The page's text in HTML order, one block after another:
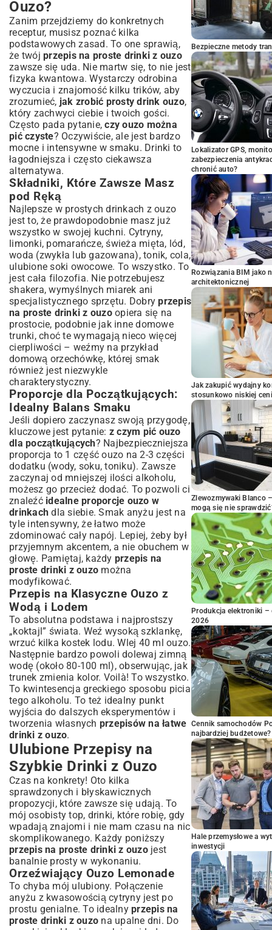
Ouzo?
Zanim przejdziemy do konkretnych
receptur, musisz poznać kilka
podstawowych zasad. To one sprawią,
że twój przepis na proste drinki z ouzo
zawsze się uda. Nie martw się, to nie jest
fizyka kwantowa. Wystarczy odrobina
wyczucia i znajomość kilku trików, aby
zrozumieć, jak zrobić prosty drink ouzo,
który zachwyci ciebie i twoich gości.
Często pada pytanie,czy ouzo można
pić czyste? Oczywiście, ale jest bardzo
mocne i intensywne w smaku. Drinki to
łagodniejsza i często ciekawsza
alternatywa.
Składniki, Które Zawsze Masz
pod Ręką
Najlepsze w prostych drinkach z ouzo
jest to, że prawdopodobnie masz już
wszystko w swojej kuchni. Cytryny,
limonki, pomarańcze, świeża mięta, lód,
woda (zwykła lub gazowana), tonik, cola,
ulubione soki owocowe. To wszystko. To
jest cała filozofia. Nie potrzebujesz
shakera, wymyślnych miarek ani
specjalistycznego sprzętu. Dobryprzepis
na proste drinki z ouzoopiera się na
prostocie, podobnie jak inne domowe
trunki, choć te wymagają nieco więcej
cierpliwości – weźmy na przykład
domową orzechówkę, której smak
również jest niezwykle
charakterystyczny.
Proporcje dla Początkujących:
Idealny Balans Smaku
Jeśli dopiero zaczynasz swoją przygodę,
kluczowe jest pytanie: z czym pić ouzo
dla początkujących? Najbezpieczniejsza
proporcja to 1 część ouzo na 2-3 części
dodatku (wody, soku, toniku). Zawsze
zaczynaj od mniejszej ilości alkoholu,
możesz go przecież dodać. To pozwoli ci
znaleźć idealne proporcje ouzo w
drinkach dla siebie. Smak anyżu jest na
tyle intensywny, że łatwo może
zdominować cały napój. Lepiej, żeby był
przyjemnym akcentem, a nie obuchem w
głowę. Pamiętaj, każdy przepis na
proste drinki z ouzo można
modyfikować.
Przepis na Klasyczne Ouzo z
Wodą i Lodem
To absolutna podstawa i najprostszy
„koktajl” świata. Weź wysoką szklankę,
wrzuć kilka kostek lodu. Wlej 40 ml ouzo.
Następnie bardzo powoli dolewaj zimną
wodę (około 80-100 ml), obserwując, jak
trunek zmienia kolor. Voilà! To wszystko.
To kwintesencja greckiego sposobu picia
tego alkoholu. To też idealny punkt
wyjścia do dalszych eksperymentów i
tworzenia własnych przepisów na łatwe
drinki z ouzo.
Ulubione Przepisy na
Szybkie Drinki z Ouzo
Czas na konkrety! Oto kilka
sprawdzonych i błyskawicznych
propozycji, które zawsze się udają. To
mój osobisty top, drinki, które robię, gdy
wpadają znajomi i nie mam czasu na nic
skomplikowanego. Każdy poniższy
przepis na proste drinki z ouzojest
banalnie prosty w wykonaniu.
Orzeźwiający Ouzo Lemonade
To chyba mój ulubiony. Połączenie
anyżu z kwasowością cytryny jest po
prostu genialne. To idealny przepis na
proste drinki z ouzo na upalne dni. Do
Bezpieczne metody
Lokalizator GPS,
zabezpieczenia
chronić auto?
Rozwiązania BIM jako
architektonicznej
Jak zakupić wydajny
stosunkowo niskiej
Zlewozmywaki Blanco
mogą się nie
Produkcja elektroniki –
2026
Cennik samochodów
najbardziej budżetowe?
Hale przemysłowe a
inwestycji